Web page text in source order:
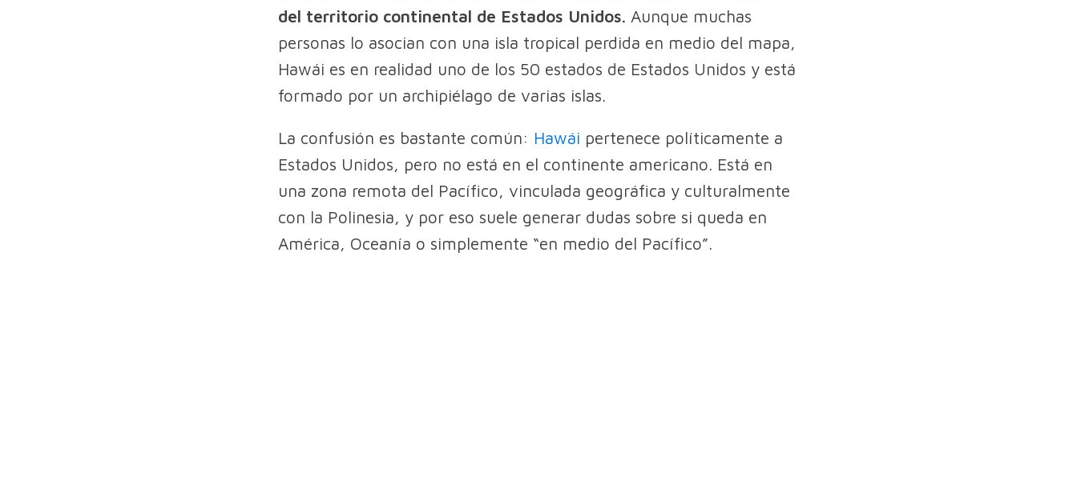
del territorio continental de Estados Unidos. Aunque muchas
personas lo asocian con una isla tropical perdida en medio del mapa,
Hawái es en realidad uno de los 50 estados de Estados Unidos y está
formado por un archipiélago de varias islas.
La confusión es bastante común: Hawái pertenece políticamente a
Estados Unidos, pero no está en el continente americano. Está en
una zona remota del Pacífico, vinculada geográfica y culturalmente
con la Polinesia, y por eso suele generar dudas sobre si queda en
América, Oceanía o simplemente “en medio del Pacífico”.